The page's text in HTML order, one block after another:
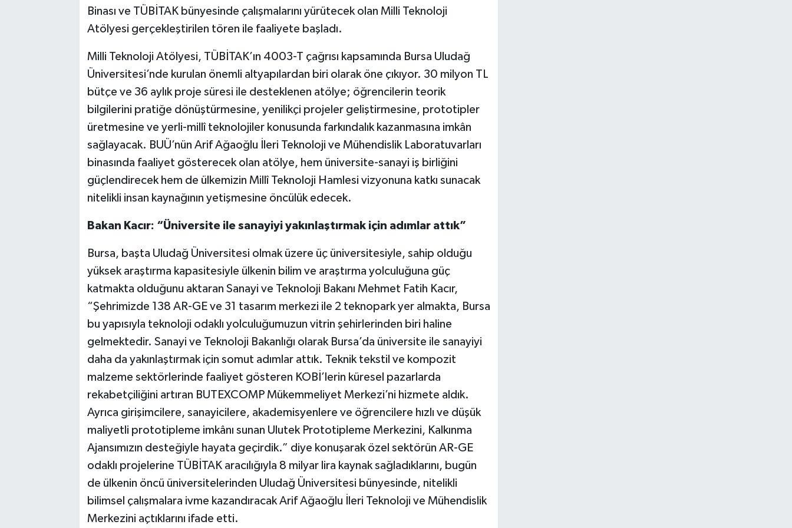
Binası ve TÜBİTAK bünyesinde çalışmalarını yürütecek olan Milli Teknoloji
Atölyesi gerçekleştirilen tören ile faaliyete başladı.
Milli Teknoloji Atölyesi, TÜBİTAK’ın 4003-T çağrısı kapsamında Bursa Uludağ
Üniversitesi’nde kurulan önemli altyapılardan biri olarak öne çıkıyor. 30 milyon TL
bütçe ve 36 aylık proje süresi ile desteklenen atölye; öğrencilerin teorik
bilgilerini pratiğe dönüştürmesine, yenilikçi projeler geliştirmesine, prototipler
üretmesine ve yerli-millî teknolojiler konusunda farkındalık kazanmasına imkân
sağlayacak. BUÜ’nün Arif Ağaoğlu İleri Teknoloji ve Mühendislik Laboratuvarları
binasında faaliyet gösterecek olan atölye, hem üniversite-sanayi iş birliğini
güçlendirecek hem de ülkemizin Millî Teknoloji Hamlesi vizyonuna katkı sunacak
nitelikli insan kaynağının yetişmesine öncülük edecek.
Bakan Kacır: “Üniversite ile sanayiyi yakınlaştırmak için adımlar attık”
Bursa, başta Uludağ Üniversitesi olmak üzere üç üniversitesiyle, sahip olduğu
yüksek araştırma kapasitesiyle ülkenin bilim ve araştırma yolculuğuna güç
katmakta olduğunu aktaran Sanayi ve Teknoloji Bakanı Mehmet Fatih Kacır,
“Şehrimizde 138 AR-GE ve 31 tasarım merkezi ile 2 teknopark yer almakta, Bursa
bu yapısıyla teknoloji odaklı yolculuğumuzun vitrin şehirlerinden biri haline
gelmektedir. Sanayi ve Teknoloji Bakanlığı olarak Bursa’da üniversite ile sanayiyi
daha da yakınlaştırmak için somut adımlar attık. Teknik tekstil ve kompozit
malzeme sektörlerinde faaliyet gösteren KOBİ’lerin küresel pazarlarda
rekabetçiliğini artıran BUTEXCOMP Mükemmeliyet Merkezi’ni hizmete aldık.
Ayrıca girişimcilere, sanayicilere, akademisyenlere ve öğrencilere hızlı ve düşük
maliyetli prototipleme imkânı sunan Ulutek Prototipleme Merkezini, Kalkınma
Ajansımızın desteğiyle hayata geçirdik.” diye konuşarak özel sektörün AR-GE
odaklı projelerine TÜBİTAK aracılığıyla 8 milyar lira kaynak sağladıklarını, bugün
de ülkenin öncü üniversitelerinden Uludağ Üniversitesi bünyesinde, nitelikli
bilimsel çalışmalara ivme kazandıracak Arif Ağaoğlu İleri Teknoloji ve Mühendislik
Merkezini açtıklarını ifade etti.